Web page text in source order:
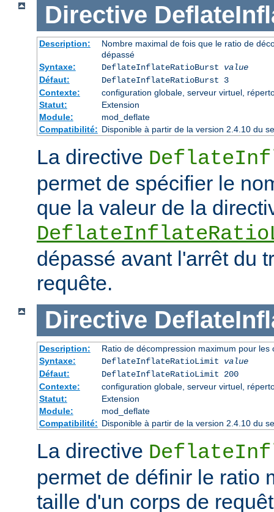
Directive
Description:
Nombre maximal de fois que le ratio de
dépassé
Syntaxe:
DeflateInflateRatioBurst value
Défaut:
DeflateInflateRatioBurst 3
Contexte:
configuration globale, serveur virtuel,
Statut:
Extension
Module:
mod_deflate
Compatibilité: Disponible à partir de la version 2.4.10 du
La directive
permet de spécifier le
que la valeur de la
dépassé avant l'arrêt du
requête.
Directive
Description:
Ratio de décompression maximum pour les
Syntaxe:
DeflateInflateRatioLimit value
Défaut:
DeflateInflateRatioLimit 200
Contexte:
configuration globale, serveur virtuel,
Statut:
Extension
Module:
mod_deflate
Compatibilité: Disponible à partir de la version 2.4.10 du
La directive
permet de définir le ratio
taille d'un corps de